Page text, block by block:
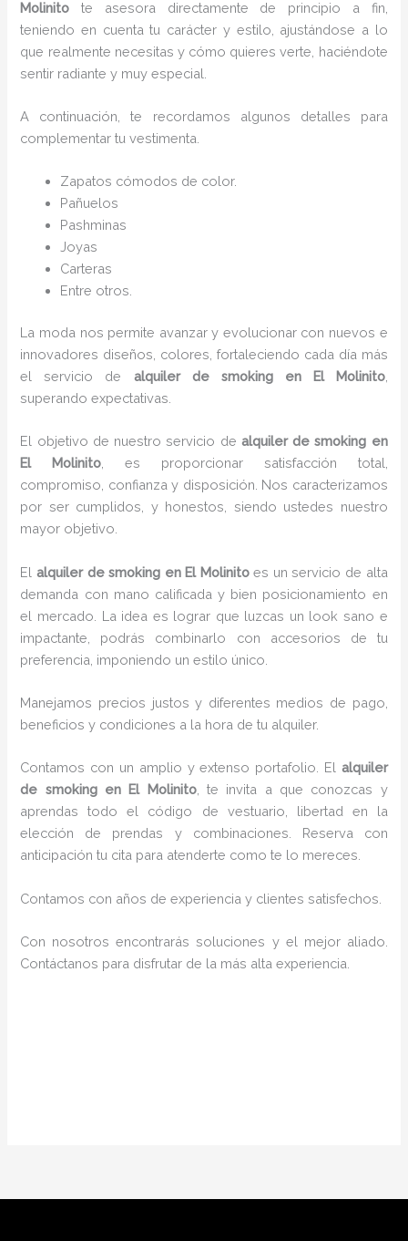
Molinito te asesora directamente de principio a fin,
teniendo en cuenta tu carácter y estilo, ajustándose a lo
que realmente necesitas y cómo quieres verte, haciéndote
sentir radiante y muy especial.
A continuación, te recordamos algunos detalles para
complementar tu vestimenta.
Zapatos cómodos de color.
Pañuelos
Pashminas
Joyas
Carteras
Entre otros.
La moda nos permite avanzar y evolucionar con nuevos e
innovadores diseños, colores, fortaleciendo cada día más
el servicio de alquiler de smoking en El Molinito,
superando expectativas.
El objetivo de nuestro servicio de alquiler de smoking en
El Molinito, es proporcionar satisfacción total,
compromiso, confianza y disposición. Nos caracterizamos
por ser cumplidos, y honestos, siendo ustedes nuestro
mayor objetivo.
Elalquiler de smoking en El Molinitoes un servicio de alta
demanda con mano calificada y bien posicionamiento en
el mercado. La idea es lograr que luzcas un look sano e
impactante, podrás combinarlo con accesorios de tu
preferencia, imponiendo un estilo único.
Manejamos precios justos y diferentes medios de pago,
beneficios y condiciones a la hora de tu alquiler.
Contamos con un amplio y extenso portafolio. El alquiler
de smoking en El Molinito, te invita a que conozcas y
aprendas todo el código de vestuario, libertad en la
elección de prendas y combinaciones. Reserva con
anticipación tu cita para atenderte como te lo mereces.
Contamos con años de experiencia y clientes satisfechos.
Con nosotros encontrarás soluciones y el mejor aliado.
Contáctanos para disfrutar de la más alta experiencia.